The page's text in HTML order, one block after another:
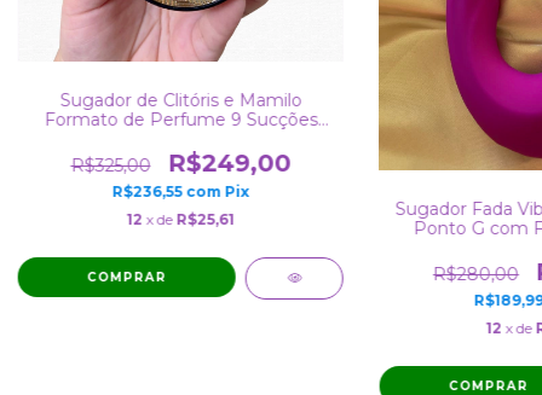
Sugador de Clitóris e Mamilo
Formato de Perfume 9 Sucções
R$325,00
R$249,00
R$236,55 com Pix
12 x de R$25,61
Sugador Fada
Ponto G com
R$280,00
12 x de
COMPRAR